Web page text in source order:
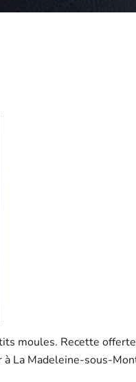
moules. Recette
à La Madeleine-sous-